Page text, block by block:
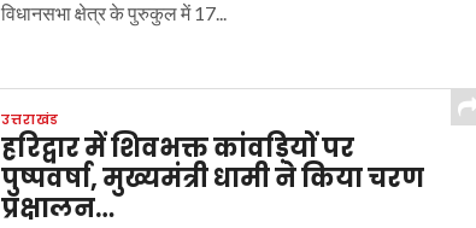
विधानसभा क्षेत्र के पुरुकुल में 17...
उत्तराखंड
हरिद्वार में शिवभक्त कांवड़ियों पर
पुष्पवर्षा, मुख्यमंत्री धामी ने किया चरण
प्रक्षालन…